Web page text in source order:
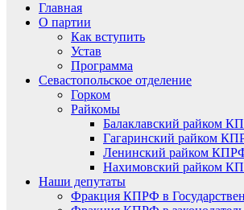
Главная
О партии
Как вступить
Устав
Программа
Севастопольское отделение
Горком
Райкомы
Балаклавский райком
Гагаринский райком
Ленинский райком
Нахимовский райком
Наши депутаты
Фракция КПРФ в